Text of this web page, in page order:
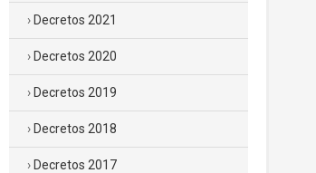
Decretos 2021
Decretos 2020
Decretos 2019
Decretos 2018
Decretos 2017